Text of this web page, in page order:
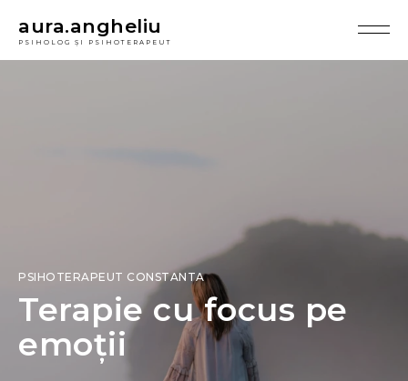
Acasa - psihoterapie
aura.angheliu
PSIHOLOG ȘI PSIHOTERAPEUT
PSIHOTERAPEUT CONSTANTA
Terapie cu focus pe
emoții